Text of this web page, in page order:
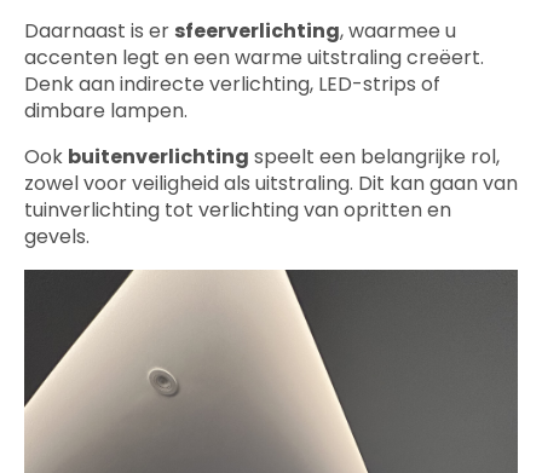
Daarnaast is er sfeerverlichting, waarmee u
accenten legt en een warme uitstraling creëert.
Denk aan indirecte verlichting, LED-strips of
dimbare lampen.
Ook buitenverlichting speelt een belangrijke rol,
zowel voor veiligheid als uitstraling. Dit kan gaan van
tuinverlichting tot verlichting van opritten en
gevels.